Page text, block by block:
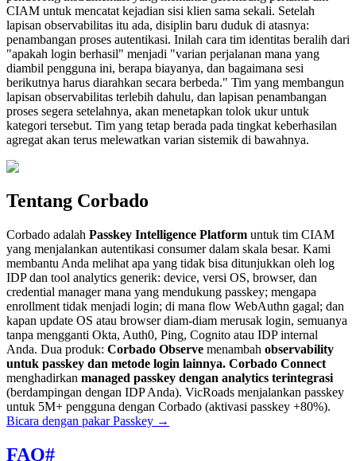
CIAM untuk mencatat kejadian sisi klien sama sekali. Setelah
lapisan observabilitas itu ada, disiplin baru duduk di atasnya:
penambangan proses autentikasi. Inilah cara tim identitas beralih dari
"apakah login berhasil" menjadi "varian perjalanan mana yang
diambil pengguna ini, berapa biayanya, dan bagaimana sesi
berikutnya harus diarahkan secara berbeda." Tim yang membangun
lapisan observabilitas terlebih dahulu, dan lapisan penambangan
proses segera setelahnya, akan menetapkan tolok ukur untuk
kategori tersebut. Tim yang tetap berada pada tingkat keberhasilan
agregat akan terus melewatkan varian sistemik di bawahnya.
Tentang Corbado
Corbado adalah Passkey Intelligence Platform untuk tim CIAM
yang menjalankan autentikasi consumer dalam skala besar. Kami
membantu Anda melihat apa yang tidak bisa ditunjukkan oleh log
IDP dan tool analytics generik: device, versi OS, browser, dan
credential manager mana yang mendukung passkey; mengapa
enrollment tidak menjadi login; di mana flow WebAuthn gagal; dan
kapan update OS atau browser diam-diam merusak login, semuanya
tanpa mengganti Okta, Auth0, Ping, Cognito atau IDP internal
Anda. Dua produk: Corbado Observe menambah observability
untuk passkey dan metode login lainnya. Corbado Connect
menghadirkan managed passkey dengan analytics terintegrasi
(berdampingan dengan IDP Anda). VicRoads menjalankan passkey
untuk 5M+ pengguna dengan Corbado (aktivasi passkey +80%).
Bicara dengan pakar Passkey →
FAQ#